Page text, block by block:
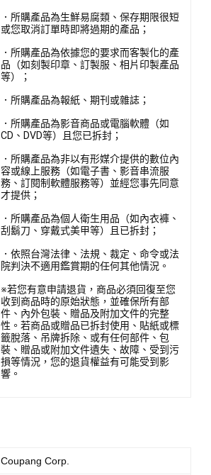
．所購產品為生鮮易腐類、保存期限很短
或您取消訂單時即將過期的產品；
．所購產品為依據您的要求而客製化的產
品（如刻製印章、訂製服、相片印製產品
等）；
．所購產品為報紙、期刊或雜誌；
．所購產品為影音商品或電腦軟體（如
CD、DVD等）且您已拆封；
．所購產品為非以有形媒介提供的數位內
容或線上服務（如電子書、影音串流服
務、訂閱制軟體服務等）並經您事先同意
才提供；
．所購產品為個人衛生用品（如內衣褲、
刮鬍刀、穿戴式美甲等）且已拆封；
．依照台灣法律、法規、裁定、命令或法
院判決不適用鑑賞期的任何其他情況。
※若您有意申請退貨，商品必須回復至您
收到商品時的原始狀態，並確保所有部
件、內外包裝、贈品及附加文件的完整
性。若商品或贈品已拆封使用、貼紙或標
籤脫落、吊牌拆除、或有任何部件、包
裝、贈品或附加文件遺失、故障、受到污
損等情況，您的退貨權益有可能受到影
響。
Coupang Corp.